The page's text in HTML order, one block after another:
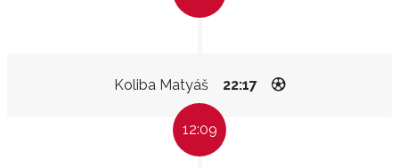
Koliba Matyáš 22:17
12:09